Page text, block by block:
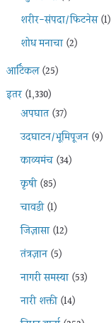
शरीर-संपदा/फिटनेस(1)
शोध मनाचा(2)
आर्टिकल(25)
इतर(1,330)
अपघात(37)
उदघाटन/भूमिपूजन(9)
काव्यमंच(34)
कृषी(85)
चावडी(1)
जिज्ञासा(12)
तंत्रज्ञान(5)
नागरी समस्या(53)
नारी शक्ती(14)